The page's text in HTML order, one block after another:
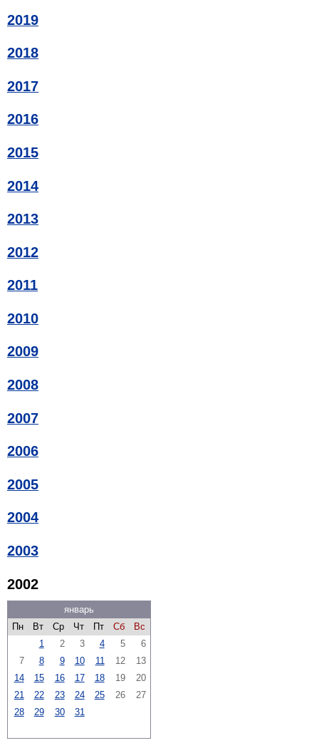
2019
2018
2017
2016
2015
2014
2013
2012
2011
2010
2009
2008
2007
2006
2005
2004
2003
2002
январь
Пн
Вт Ср Чт Пт Сб
Вс
1
2 3 4 5
6
7
8 9 10 11 12
13
14
15 16 17 18 19
20
21
22 23 24 25 26
27
28
29 30 31